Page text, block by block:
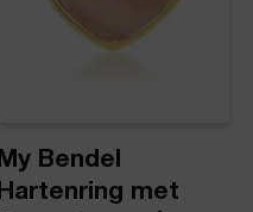
My Bendel
Hartenring met